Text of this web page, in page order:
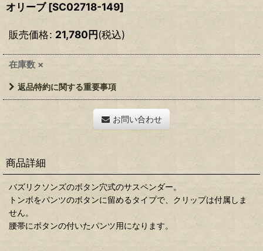
オリーブ [SC02718-149]
販売価格: 21,780円(税込)
在庫数 ×
返品特約に関する重要事項
お問い合わせ
商品詳細
バズリクソンズのボタン穴式のサスペンダー。
トンボをパンツのボタンに留めるタイプで、クリップは付属しま
せん。
腰帯にボタンの付いたパンツ用になります。